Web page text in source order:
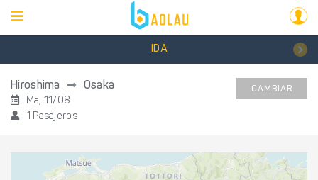
IDA
Hiroshima Osaka
Ma, 11/08
1 Pasajeros
CAMBIAR